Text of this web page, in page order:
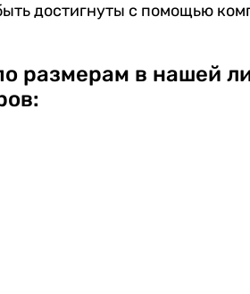
достигнуты с помощью
размерам в нашей